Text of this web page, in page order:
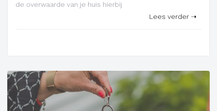
de overwaarde van je huis hierbij
Lees verder ➝